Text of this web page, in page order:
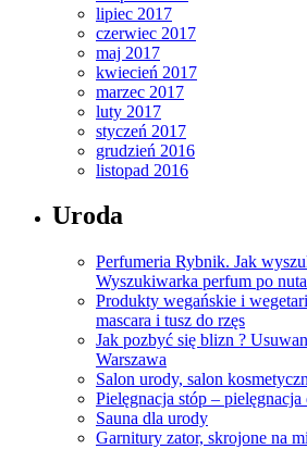
lipiec 2017
czerwiec 2017
maj 2017
kwiecień 2017
marzec 2017
luty 2017
styczeń 2017
grudzień 2016
listopad 2016
Uroda
Perfumeria Rybnik. Jak
Wyszukiwarka perfum po
Produkty wegańskie i
mascara i tusz do rzęs
Jak pozbyć się blizn ?
Warszawa
Salon urody, salon
Pielęgnacja stóp –
Sauna dla urody
Garnitury zator, skrojone na